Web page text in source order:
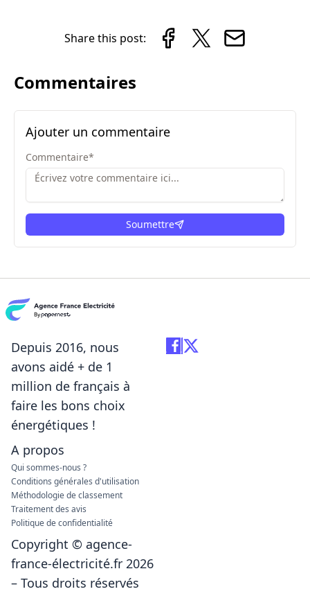
Share this post:
Commentaires
Ajouter un commentaire
Commentaire*
Soumettre
Depuis 2016, nous
avons aidé + de 1
million de français à
faire les bons choix
énergétiques !
A propos
Qui sommes-nous ?
Conditions générales d'utilisation
Méthodologie de classement
Traitement des avis
Politique de confidentialité
Copyright © agence-
france-électricité.fr 2026
– Tous droits réservés